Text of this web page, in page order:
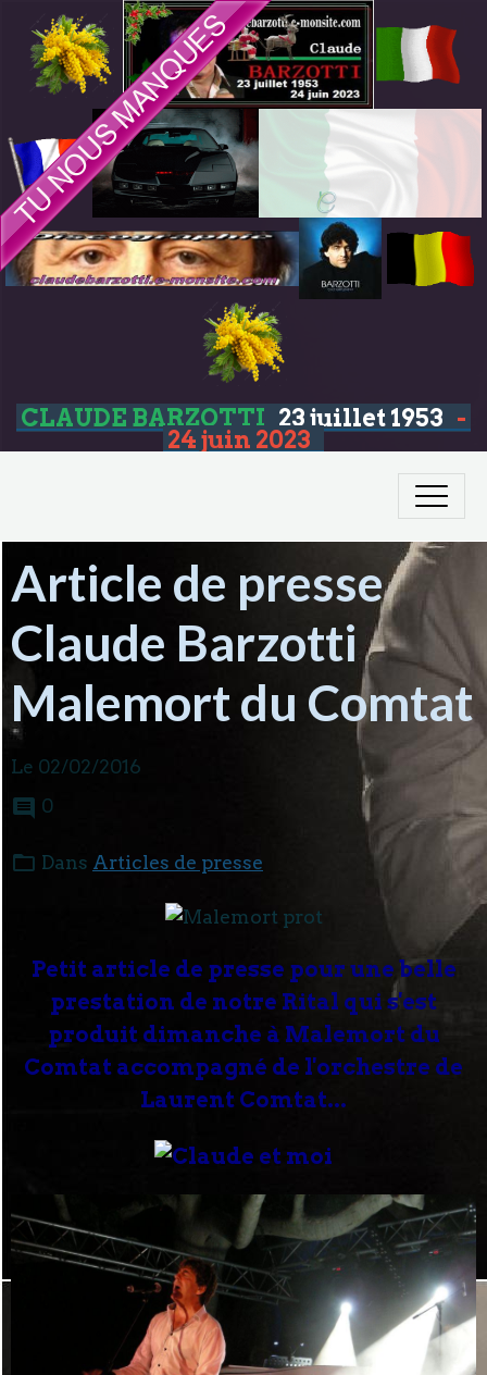
CLAUDE BARZOTTI 23 juillet 1953 -
24 juin 2023
Article de presse
Claude Barzotti
Malemort du Comtat
Le 02/02/2016
0
Dans Articles de presse
Petit article de presse pour une belle
prestation de notre Rital qui s'est
produit dimanche à Malemort du
Comtat accompagné de l'orchestre de
Laurent Comtat...